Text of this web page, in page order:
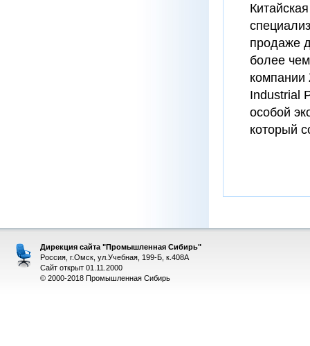
продаже
более
компании
Industrial
особой
который
Дирекция сайта "Промышленная Сибирь"
Россия, г.Омск, ул.Учебная, 199-Б, к.408А
Сайт открыт 01.11.2000
© 2000-2018 Промышленная Сибирь